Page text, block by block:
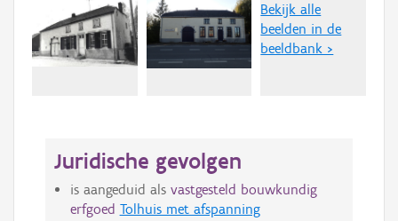
Bekijk alle
beelden in de
beeldbank >
Juridische gevolgen
is aangeduid als vastgesteld bouwkundig
erfgoed Tolhuis met afspanning